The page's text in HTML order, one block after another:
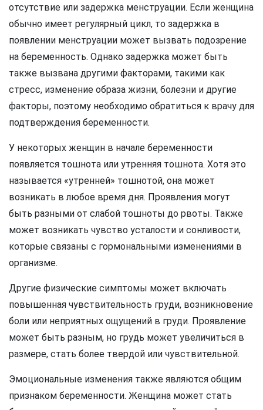
отсутствие или задержка менструации. Если женщина
обычно имеет регулярный цикл, то задержка в
появлении менструации может вызвать подозрение
на беременность. Однако задержка может быть
также вызвана другими факторами, такими как
стресс, изменение образа жизни, болезни и другие
факторы, поэтому необходимо обратиться к врачу для
подтверждения беременности.
У некоторых женщин в начале беременности
появляется тошнота или утренняя тошнота. Хотя это
называется «утренней» тошнотой, она может
возникать в любое время дня. Проявления могут
быть разными от слабой тошноты до рвоты. Также
может возникать чувство усталости и сонливости,
которые связаны с гормональными изменениями в
организме.
Другие физические симптомы может включать
повышенная чувствительность груди, возникновение
боли или неприятных ощущений в груди. Проявление
может быть разным, но грудь может увеличиться в
размере, стать более твердой или чувствительной.
Эмоциональные изменения также являются общим
признаком беременности. Женщина может стать